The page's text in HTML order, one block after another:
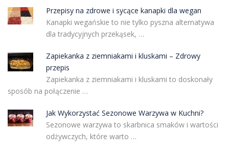
Przepisy na zdrowe i sycące kanapki dla wegan
Kanapki wegańskie to nie tylko pyszna alternatywa
dla tradycyjnych przekąsek, …
Zapiekanka z ziemniakami i kluskami – Zdrowy
przepis
Zapiekanka z ziemniakami i kluskami to doskonały
sposób na połączenie …
Jak Wykorzystać Sezonowe Warzywa w Kuchni?
Sezonowe warzywa to skarbnica smaków i wartości
odżywczych, które warto …